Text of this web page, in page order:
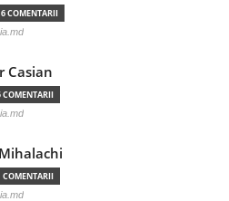
6 COMENTARII
Casian
COMENTARII
COMENTARII